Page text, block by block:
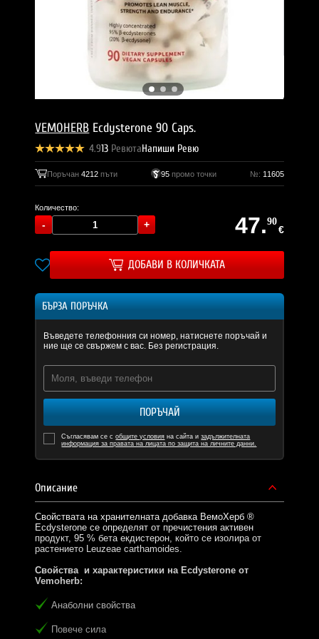
VEMOHERB Ecdysterone 90 Caps.
4.913 РевютаНапиши Ревю
Поръчан4212 пъти 95промо точки №: 11605
Количество:
47.90
€
ДОБАВИ В КОЛИЧКАТА
БЪРЗА ПОРЪЧКА
Въведете телефонния си номер, натиснете поръчай и
ние ще се свържем с вас. Без регистрация.
ПОРЪЧАЙ
Съгласявам се собщите условия на сайта изадължителната
информация за правата на лицата по защита на личните данни.
Описание
Свойствата на хранителната добавка ВемоХерб ®
Ecdysterone се определят от пречистения активен
продукт, 95 % бета екдистерон, който се изолира от
растението Leuzeae carthamoides.
Свойства и характеристики на Ecdysterone от
Vemoherb:
Анаболни свойства
Повече сила